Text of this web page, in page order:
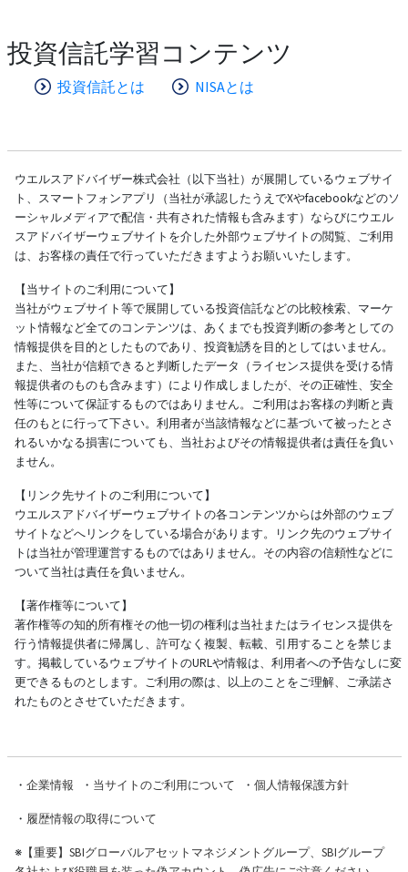
投資信託学習コンテンツ
投資信託とは NISAとは
ウエルスアドバイザー株式会社（以下当社）が展開しているウェブサイ
ト、スマートフォンアプリ（当社が承認したうえでXやfacebookなどのソ
ーシャルメディアで配信・共有された情報も含みます）ならびにウエル
スアドバイザーウェブサイトを介した外部ウェブサイトの閲覧、ご利用
は、お客様の責任で行っていただきますようお願いいたします。
【当サイトのご利用について】
当社がウェブサイト等で展開している投資信託などの比較検索、マーケ
ット情報など全てのコンテンツは、あくまでも投資判断の参考としての
情報提供を目的としたものであり、投資勧誘を目的としてはいません。
また、当社が信頼できると判断したデータ（ライセンス提供を受ける情
報提供者のものも含みます）により作成しましたが、その正確性、安全
性等について保証するものではありません。ご利用はお客様の判断と責
任のもとに行って下さい。利用者が当該情報などに基づいて被ったとさ
れるいかなる損害についても、当社およびその情報提供者は責任を負い
ません。
【リンク先サイトのご利用について】
ウエルスアドバイザーウェブサイトの各コンテンツからは外部のウェブ
サイトなどへリンクをしている場合があります。リンク先のウェブサイ
トは当社が管理運営するものではありません。その内容の信頼性などに
ついて当社は責任を負いません。
【著作権等について】
著作権等の知的所有権その他一切の権利は当社またはライセンス提供を
行う情報提供者に帰属し、許可なく複製、転載、引用することを禁じま
す。掲載しているウェブサイトのURLや情報は、利用者への予告なしに変
更できるものとします。ご利用の際は、以上のことをご理解、ご承諾さ
れたものとさせていただきます。
・ 企業情報 ・ 当サイトのご利用について ・ 個人情報保護方針
・ 履歴情報の取得について
※【重要】SBIグローバルアセットマネジメントグループ、SBIグループ